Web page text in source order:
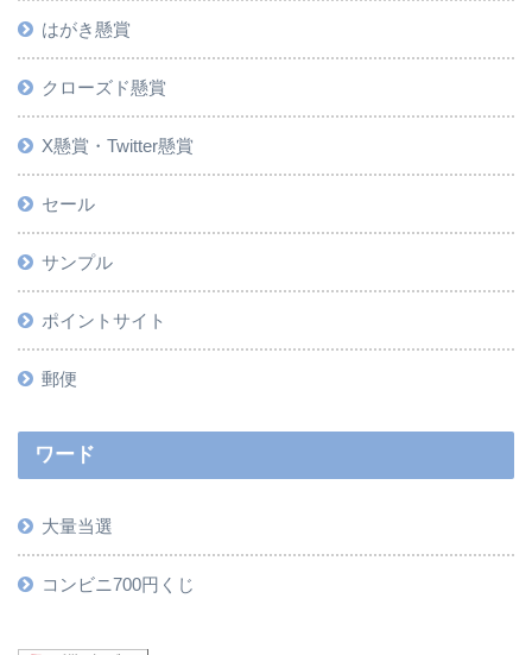
はがき懸賞
クローズド懸賞
X懸賞・Twitter懸賞
セール
サンプル
ポイントサイト
郵便
ワード
大量当選
コンビニ700円くじ